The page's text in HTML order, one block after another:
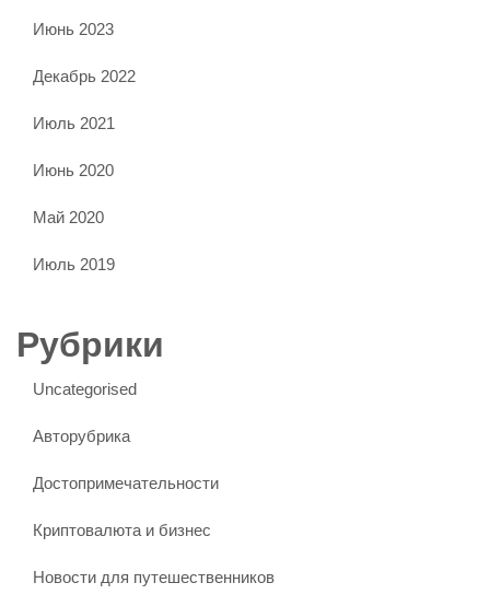
Июнь 2023
Декабрь 2022
Июль 2021
Июнь 2020
Май 2020
Июль 2019
Рубрики
Uncategorised
Авторубрика
Достопримечательности
Криптовалюта и бизнес
Новости для путешественников